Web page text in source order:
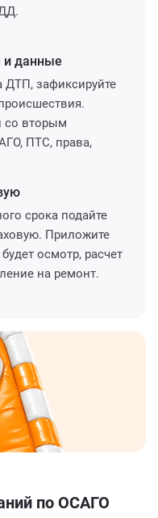
данные
ДТП, зафиксируйте
со вторым
ПТС, права,
срока подайте
Приложите
осмотр, расчет
на ремонт.
по ОСАГО